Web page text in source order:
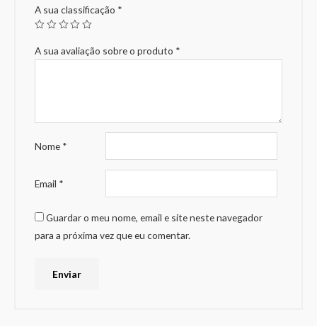
A sua classificação *
A sua avaliação sobre o produto *
Nome *
Email *
Guardar o meu nome, email e site neste navegador
para a próxima vez que eu comentar.